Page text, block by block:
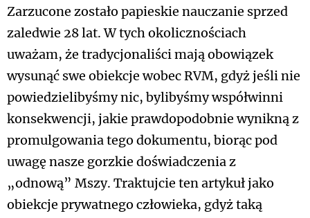
Zarzucone zostało papieskie nauczanie sprzed
zaledwie 28 lat. W tych okolicznościach
uważam, że tradycjonaliści mają obowiązek
wysunąć swe obiekcje wobec RVM, gdyż jeśli nie
powiedzielibyśmy nic, bylibyśmy współwinni
konsekwencji, jakie prawdopodobnie wynikną z
promulgowania tego dokumentu, biorąc pod
uwagę nasze gorzkie doświadczenia z
„odnową” Mszy. Traktujcie ten artykuł jako
obiekcje prywatnego człowieka, gdyż taką